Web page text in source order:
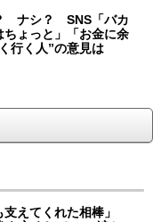
ナシ？ SNS「バカ
ょっと」「お金に余
行く人”の意見は
支えてくれた相棒」